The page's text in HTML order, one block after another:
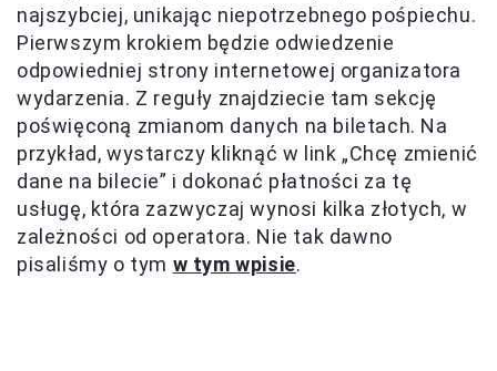
najszybciej, unikając niepotrzebnego pośpiechu.
Pierwszym krokiem będzie odwiedzenie
odpowiedniej strony internetowej organizatora
wydarzenia. Z reguły znajdziecie tam sekcję
poświęconą zmianom danych na biletach. Na
przykład, wystarczy kliknąć w link „Chcę zmienić
dane na bilecie” i dokonać płatności za tę
usługę, która zazwyczaj wynosi kilka złotych, w
zależności od operatora. Nie tak dawno
pisaliśmy o tym w tym wpisie.